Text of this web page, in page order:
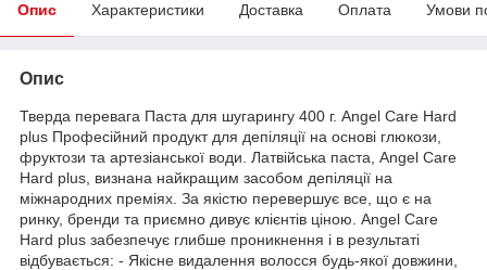
Опис Характеристики Доставка Оплата Умови
Опис
Тверда перевага Паста для шугарингу 400 г. Angel Care Hard
plus Професійний продукт для депіляції на основі глюкози,
фруктози та артезіанської води. Латвійська паста, Angel Care
Hard plus, визнана найкращим засобом депіляції на
міжнародних преміях. За якістю перевершує все, що є на
ринку, бренди та приємно дивує клієнтів ціною. Angel Care
Hard plus забезпечує глибше проникнення і в результаті
відбувається: - Якісне видалення волосся будь-якої довжини,